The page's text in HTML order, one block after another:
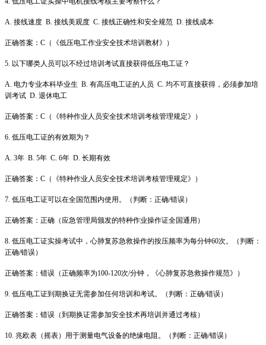
A. 接线速度 B. 接线美观度 C. 接线正确性和安全规范 D. 接线成本
正确答案：C（《低压电工作业安全技术培训教材》）
5. 以下哪类人员可以不经过培训考试直接获得低压电工证？
A. 电力专业本科毕业生 B. 有高压电工证的人员 C. 均不可直接获得，必须参加培
训考试 D. 退休电工
正确答案：C（《特种作业人员安全技术培训考核管理规定》）
6. 低压电工证的有效期为？
A. 3年 B. 5年 C. 6年 D. 长期有效
正确答案：C（《特种作业人员安全技术培训考核管理规定》）
7. 低压电工证可以在全国范围内使用。（判断：正确/错误）
正确答案：正确（应急管理局颁发的特种作业操作证全国通用）
8. 低压电工证实操考试中，心肺复苏急救操作的按压频率为每分钟60次。（判断：
正确/错误）
正确答案：错误（正确频率为100-120次/分钟，《心肺复苏急救操作规范》）
9. 低压电工证到期换证无需参加任何培训和考试。（判断：正确/错误）
正确答案：错误（到期换证需参加安全技术再培训并通过考核）
10. 兆欧表（摇表）用于测量电气设备的绝缘电阻。（判断：正确/错误）